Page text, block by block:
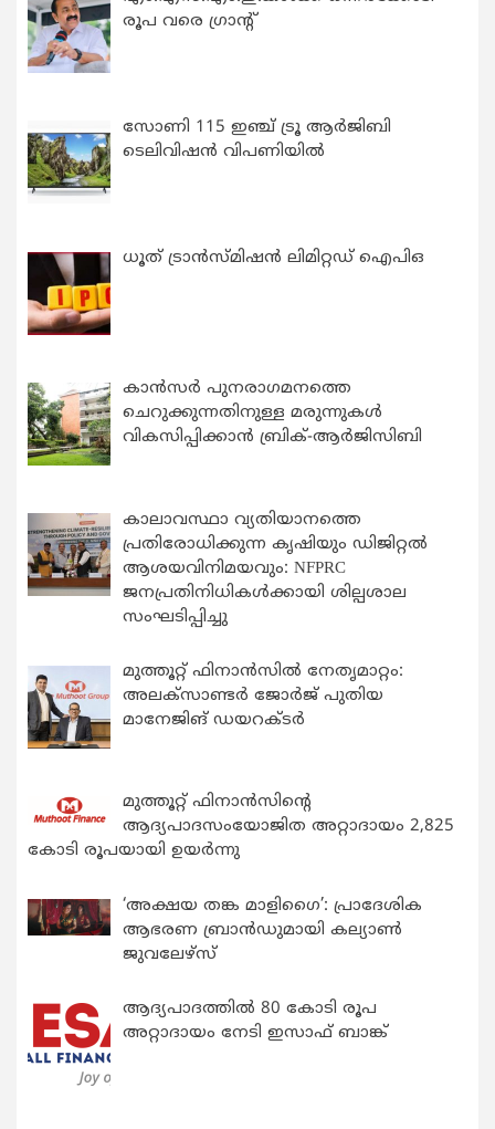
രൂപ വരെ ഗ്രാന്റ്
സോണി 115 ഇഞ്ച് ട്രൂ ആർജിബി
ടെലിവിഷൻ വിപണിയിൽ
ധൂത് ട്രാൻസ്മിഷൻ ലിമിറ്റഡ് ഐപിഒ
കാന്‍സര്‍ പുനരാഗമനത്തെ
ചെറുക്കുന്നതിനുള്ള മരുന്നുകള്‍
വികസിപ്പിക്കാന്‍ ബ്രിക്-ആര്‍ജിസിബി
കാലാവസ്ഥാ വ്യതിയാനത്തെ
പ്രതിരോധിക്കുന്ന കൃഷിയും ഡിജിറ്റൽ
ആശയവിനിമയവും: NFPRC
ജനപ്രതിനിധികൾക്കായി ശില്പശാല
സംഘടിപ്പിച്ചു
മുത്തൂറ്റ് ഫിനാൻസിൽ നേതൃമാറ്റം:
അലക്സാണ്ടർ ജോർജ് പുതിയ
മാനേജിങ് ഡയറക്ടർ
മുത്തൂറ്റ് ഫിനാൻസിന്റെ
ആദ്യപാദസംയോജിത അറ്റാദായം 2,825
കോടി രൂപയായി ഉയർന്നു
‘അക്ഷയ തങ്ക മാളിഗൈ’: പ്രാദേശിക
ആഭരണ ബ്രാന്‍ഡുമായി കല്യാണ്‍
ജുവലേഴ്‌സ്
ആദ്യപാദത്തിൽ 80 കോടി രൂപ
അറ്റാദായം നേടി ഇസാഫ് ബാങ്ക്